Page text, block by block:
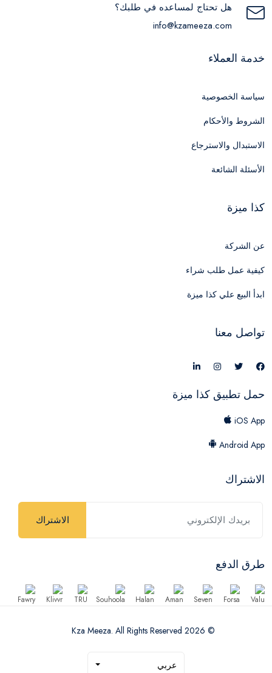
هل تحتاج لمساعده في طلبك؟
info@kzameeza.com
خدمة العملاء
سياسة الخصوصية
الشروط والأحكام
الاستبدال والاسترجاع
الأسئلة الشائعة
كذا ميزة
عن الشركة
كيفية عمل طلب شراء
ابدأ البيع علي كذا ميزة
تواصل معنا
حمل تطبيق كذا ميزة
iOS App
Android App
الاشتراك
الاشتراك
طرق الدفع
© 2026 Kza Meeza. All Rights Reserved
عربي